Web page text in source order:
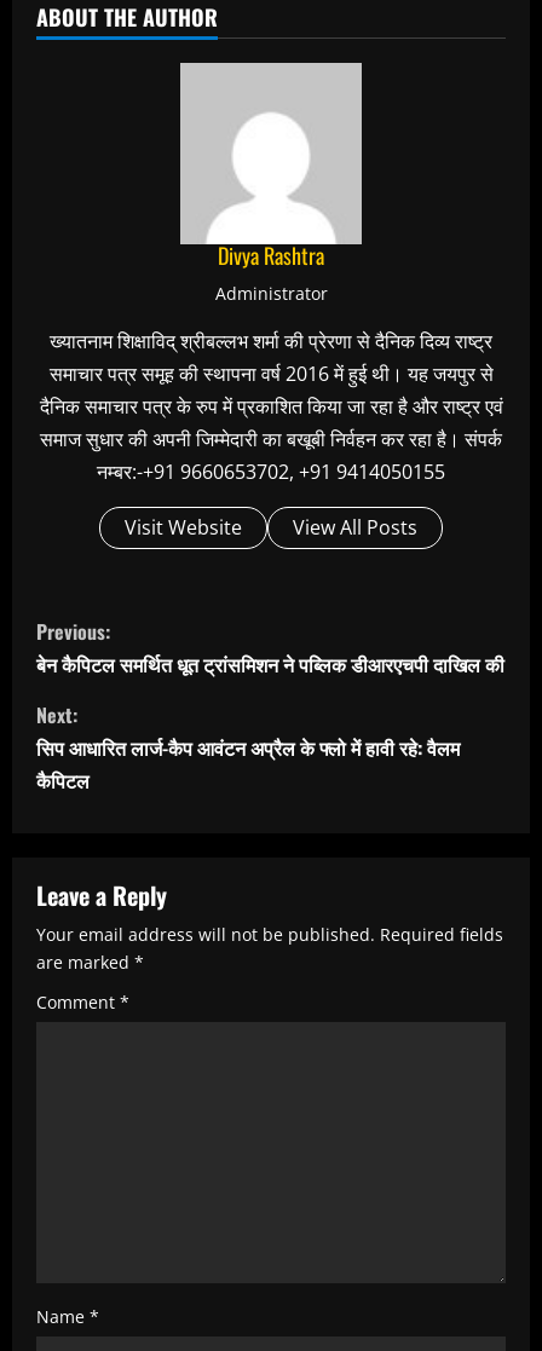
ABOUT THE AUTHOR
Divya Rashtra
Administrator
ख्यातनाम शिक्षाविद् श्रीबल्लभ शर्मा की प्रेरणा से दैनिक दिव्य राष्ट्र
समाचार पत्र समूह की स्थापना वर्ष 2016 में हुई थी। यह जयपुर से
दैनिक समाचार पत्र के रुप में प्रकाशित किया जा रहा है और राष्ट्र एवं
समाज सुधार की अपनी जिम्मेदारी का बखूबी निर्वहन कर रहा है। संपर्क
नम्बर:-+91 9660653702, +91 9414050155
Visit Website View All Posts
C
o
n
t
i
e
R
e
a
Previous:
बेन कैपिटल समर्थित धूत ट्रांसमिशन ने पब्लिक डीआरएचपी दाखिल की
Next:
सिप आधारित लार्ज-कैप आवंटन अप्रैल के फ्लो में हावी रहे: वैलम
कैपिटल
Leave a Reply
Your email address will not be published. Required fields
are marked *
Comment *
Name *